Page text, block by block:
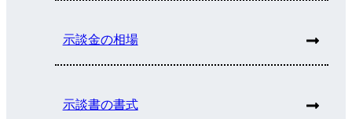
示談金の相場
示談書の書式